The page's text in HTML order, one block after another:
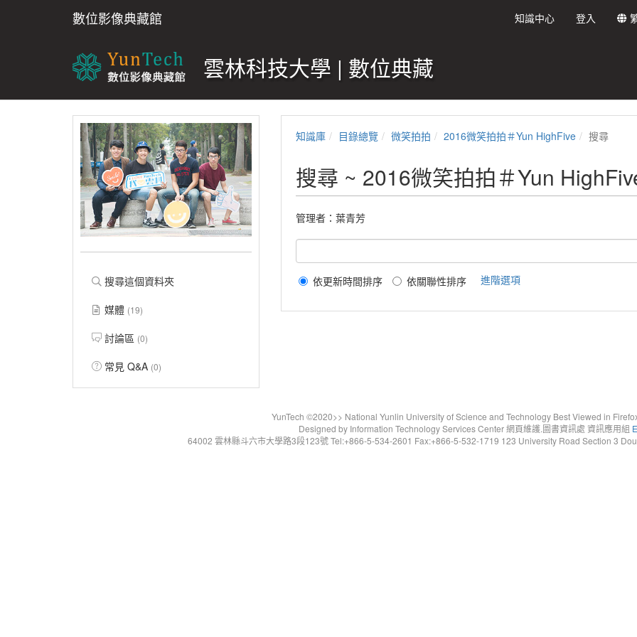
數位影像典藏館 知識中心 登入
雲林科技大學 | 數位典藏
搜尋這個資料夾
媒體 (19)
討論區 (0)
常見 Q&A (0)
知識庫 目錄總覽 微笑拍拍 2016微笑拍拍＃Yun HighFive 搜尋
搜尋 ~ 2016微笑拍拍＃Yun
管理者：葉青芳
依更新時間排序 依關聯性排序 進階選項
YunTech ©2020>> National Yunlin University of Science and Technology Best Viewed in
Designed by Information Technology Services Center 網頁維護.圖書資訊處 資訊應用組
64002 雲林縣斗六市大學路3段123號 Tel:+866-5-534-2601 Fax:+866-5-532-1719 123 University Road Section 3